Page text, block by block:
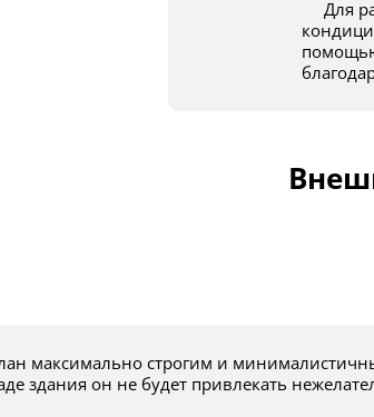
Для равномерного распределения воздушного потока по комнате в
здания он не будет привлекать